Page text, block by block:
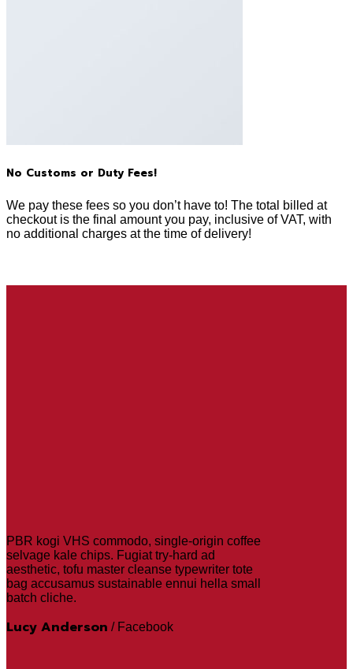
No Customs or Duty Fees!
We pay these fees so you don’t have to! The total billed at
checkout is the final amount you pay, inclusive of VAT, with
no additional charges at the time of delivery!
PBR kogi VHS commodo, single-origin coffee
selvage kale chips. Fugiat try-hard ad
aesthetic, tofu master cleanse typewriter tote
bag accusamus sustainable ennui hella small
batch cliche.
Lucy Anderson / Facebook